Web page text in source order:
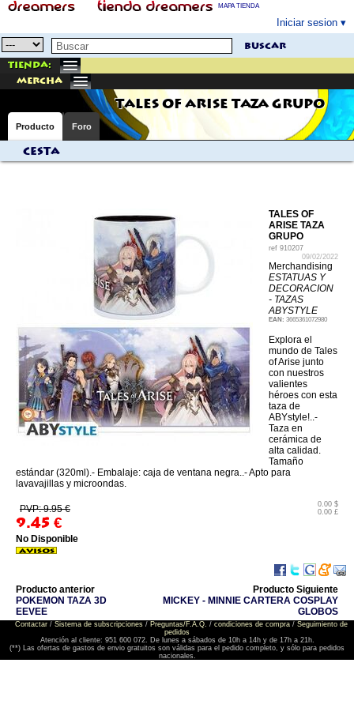
MAPA TIENDA
Iniciar sesion
buscar
Tienda:
mercha
TALES OF ARISE TAZA GRUPO
Producto Foro
Cesta
TALES OF
ARISE TAZA
GRUPO
ref 910207
09/02/2022
Merchandising
ESTATUAS Y
DECORACION
- TAZAS
ABYSTYLE
EAN: 3665361072980
Explora el
mundo de Tales
of Arise junto
con nuestros
valientes
héroes con esta
taza de
ABYstyle!..-
Taza en
cerámica de
alta calidad.
Tamaño
estándar (320ml).- Embalaje: caja de ventana negra..- Apto para
lavavajillas y microondas.
PVP: 9.95 €
9.45 €
0.00 $
0.00 £
No Disponible
Producto anterior
POKEMON TAZA 3D
EEVEE
Producto Siguiente
MICKEY - MINNIE CARTERA COSPLAY
GLOBOS
Contactar/ Sistema de subscripciones/ Preguntas/F.A.Q. / condiciones de compra/ Seguimiento de
pedidos
Atención al cliente: 951 600 072. De lunes a sábados de 10h a 14h y de 17h a 21h.
(**) Las ofertas de gastos de envio gratuitos son válidas para el pedido completo, y sólo para pedidos
nacionales.